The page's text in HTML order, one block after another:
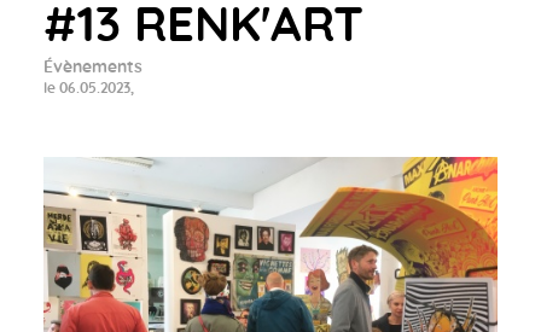
#13 RENK'ART
Évènements
le 06.05.2023,